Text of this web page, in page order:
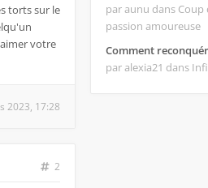
torts sur le
votre
2023, 17:28
2
par aunu dans
passion amoureuse
par alexia21 dans